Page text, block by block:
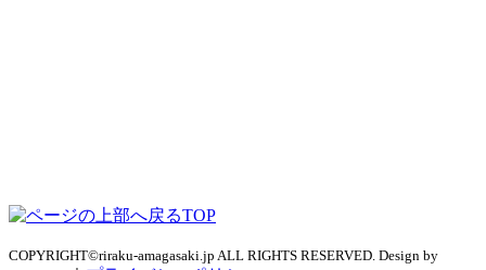
TOP
COPYRIGHT©riraku-amagasaki.jp ALL RIGHTS RESERVED. Design by